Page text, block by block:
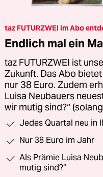
taz FUTURZWEI im Abo
Endlich mal ein
taz FUTURZWEI ist
Zukunft. Das Abo
nur 38 Euro. Zudem
Luisa Neubauers
wir mutig sind?“
Jedes Quartal neu in
Nur 38 Euro im Jahr
Als Prämie Luisa
mutig sind?“